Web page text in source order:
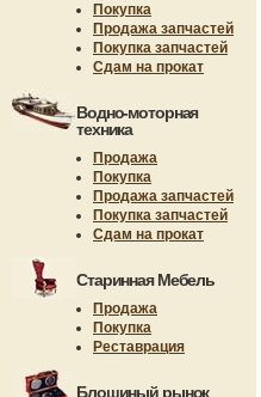
Покупка
Продажа запчастей
Покупка запчастей
Сдам на прокат
Водно-моторная
техника
Продажа
Покупка
Продажа запчастей
Покупка запчастей
Сдам на прокат
Старинная Мебель
Продажа
Покупка
Реставрация
Блошиный рынок